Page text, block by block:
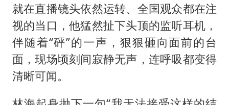
就在直播镜头依然运转、全国观众都在注
视的当口，他猛然扯下头顶的监听耳机，
伴随着“砰”的一声，狠狠砸向面前的台
面，现场顷刻间寂静无声，连呼吸都变得
清晰可闻。